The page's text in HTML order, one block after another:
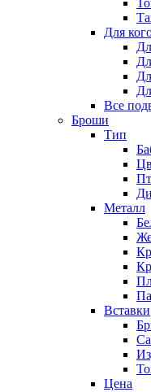
Для
Все
Броши
Тип
Металл
Вставки
Цена